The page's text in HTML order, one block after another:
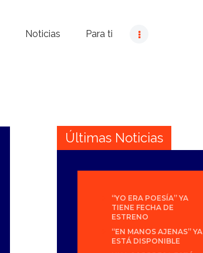
Noticias Para ti
Últimas Noticias
“YO ERA POESÍA” YA
TIENE FECHA DE
ESTRENO
“EN MANOS AJENAS” YA
ESTÁ DISPONIBLE